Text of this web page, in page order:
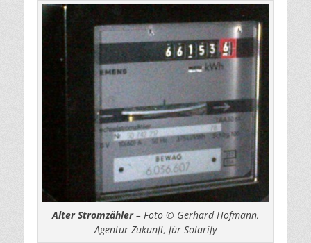
Alter Stromzähler– Foto © Gerhard Hofmann,
Agentur Zukunft, für Solarify